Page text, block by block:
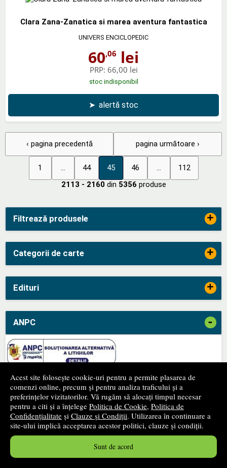
Acest site folosește cookie-uri pentru a permite plasarea de
comenzi online, precum și pentru analiza traficului și a
preferințelor vizitatorilor. Vă rugăm să alocați timpul necesar
pentru a citi și a înțelege Politica de Cookie, Politica de
Confidențialitate și Clauze și Condiții. Utilizarea în continuare a
site-ului implică acceptarea acestor politici, clauze și condiții.
Sunt de acord
Filtrează produsele +
Categorii de carte +
Edituri +
ANPC -
SAL
Clara Zana-Zanatica si marea aventura fantastica
UNIVERS ENCICLOPEDIC
60,06 lei
PRP: 66,00 lei
stoc indisponibil
➤ alertă stoc
‹ pagina precedentă
1 44 45 46 112
pagina următoare ›
2113 - 2160din 5356 produse
Newsletter